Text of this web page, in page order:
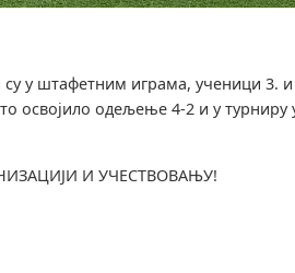
у штафетним играма, ученици 3. и
освојило одељење 4-2 и у турниру
И УЧЕСТВОВАЊУ!